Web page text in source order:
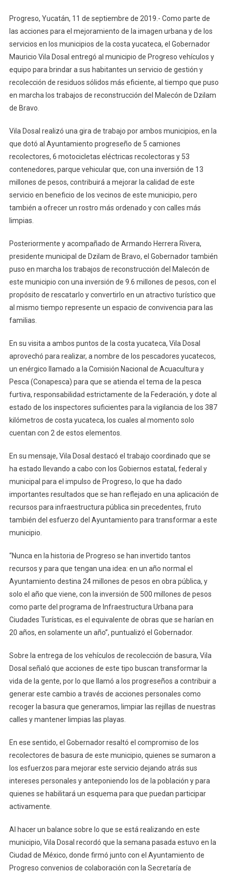
Yucateca
Progreso, Yucatán, 11 de septiembre de 2019.- Como parte de
las acciones para el mejoramiento de la imagen urbana y de los
servicios en los municipios de la costa yucateca, el Gobernador
Mauricio Vila Dosal entregó al municipio de Progreso vehículos y
equipo para brindar a sus habitantes un servicio de gestión y
recolección de residuos sólidos más eficiente, al tiempo que puso
en marcha los trabajos de reconstrucción del Malecón de Dzilam
de Bravo.
Vila Dosal realizó una gira de trabajo por ambos municipios, en la
que dotó al Ayuntamiento progreseño de 5 camiones
recolectores, 6 motocicletas eléctricas recolectoras y 53
contenedores, parque vehicular que, con una inversión de 13
millones de pesos, contribuirá a mejorar la calidad de este
servicio en beneficio de los vecinos de este municipio, pero
también a ofrecer un rostro más ordenado y con calles más
limpias.
Posteriormente y acompañado de Armando Herrera Rivera,
presidente municipal de Dzilam de Bravo, el Gobernador también
puso en marcha los trabajos de reconstrucción del Malecón de
este municipio con una inversión de 9.6 millones de pesos, con el
propósito de rescatarlo y convertirlo en un atractivo turístico que
al mismo tiempo represente un espacio de convivencia para las
familias.
En su visita a ambos puntos de la costa yucateca, Vila Dosal
aprovechó para realizar, a nombre de los pescadores yucatecos,
un enérgico llamado a la Comisión Nacional de Acuacultura y
Pesca (Conapesca) para que se atienda el tema de la pesca
furtiva, responsabilidad estrictamente de la Federación, y dote al
estado de los inspectores suficientes para la vigilancia de los 387
kilómetros de costa yucateca, los cuales al momento solo
cuentan con 2 de estos elementos.
En su mensaje, Vila Dosal destacó el trabajo coordinado que se
ha estado llevando a cabo con los Gobiernos estatal, federal y
municipal para el impulso de Progreso, lo que ha dado
importantes resultados que se han reflejado en una aplicación de
recursos para infraestructura pública sin precedentes, fruto
también del esfuerzo del Ayuntamiento para transformar a este
municipio.
“Nunca en la historia de Progreso se han invertido tantos
recursos y para que tengan una idea: en un año normal el
Ayuntamiento destina 24 millones de pesos en obra pública, y
solo el año que viene, con la inversión de 500 millones de pesos
como parte del programa de Infraestructura Urbana para
Ciudades Turísticas, es el equivalente de obras que se harían en
20 años, en solamente un año”, puntualizó el Gobernador.
Sobre la entrega de los vehículos de recolección de basura, Vila
Dosal señaló que acciones de este tipo buscan transformar la
vida de la gente, por lo que llamó a los progreseños a contribuir a
generar este cambio a través de acciones personales como
recoger la basura que generamos, limpiar las rejillas de nuestras
calles y mantener limpias las playas.
En ese sentido, el Gobernador resaltó el compromiso de los
recolectores de basura de este municipio, quienes se sumaron a
los esfuerzos para mejorar este servicio dejando atrás sus
intereses personales y anteponiendo los de la población y para
quienes se habilitará un esquema para que puedan participar
activamente.
Al hacer un balance sobre lo que se está realizando en este
municipio, Vila Dosal recordó que la semana pasada estuvo en la
Ciudad de México, donde firmó junto con el Ayuntamiento de
Progreso convenios de colaboración con la Secretaría de